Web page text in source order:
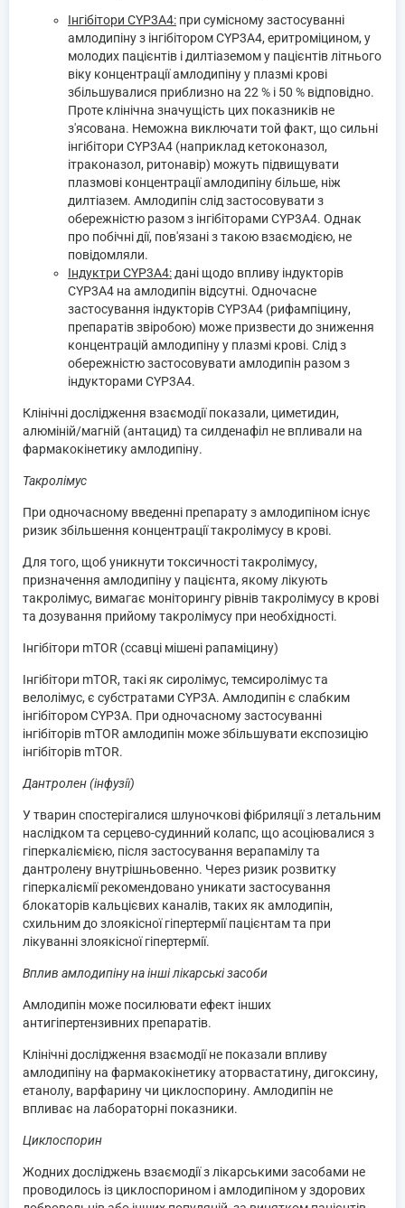
Інгібітори CYP3A4: при сумісному застосуванні
амлодипіну з інгібітором CYP3A4, еритроміцином, у
молодих пацієнтів і дилтіаземом у пацієнтів літнього
віку концентрації амлодипіну у плазмі крові
збільшувалися приблизно на 22 % і 50 % відповідно.
Проте клінічна значущість цих показників не
з'ясована. Неможна виключати той факт, що сильні
інгібітори CYP3A4 (наприклад кетоконазол,
ітраконазол, ритонавір) можуть підвищувати
плазмові концентрації амлодипіну більше, ніж
дилтіазем. Амлодипін слід застосовувати з
обережністю разом з інгібіторами CYP3A4. Однак
про побічні дії, пов'язані з такою взаємодією, не
повідомляли.
Індуктри CYP3A4: дані щодо впливу індукторів
CYP3A4 на амлодипін відсутні. Одночасне
застосування індукторів CYP3A4 (рифампіцину,
препаратів звіробою) може призвести до зниження
концентрацій амлодипіну у плазмі крові. Слід з
обережністю застосовувати амлодипін разом з
індукторами CYP3A4.
Клінічні дослідження взаємодії показали, циметидин,
алюміній/магній (антацид) та силденафіл не впливали на
фармакокінетику амлодипіну.
Такролімус
При одночасному введенні препарату з амлодипіном існує
ризик збільшення концентрації такролімусу в крові.
Для того, щоб уникнути токсичності такролімусу,
призначення амлодипіну у пацієнта, якому лікують
такролімус, вимагає моніторингу рівнів такролімусу в крові
та дозування прийому такролімусу при необхідності.
Інгібітори mTOR (ссавці мішені рапаміцину)
Інгібітори mTOR, такі як сиролімус, темсиролімус та
велолімус, є субстратами CYP3A. Амлодипін є слабким
інгібітором CYP3A. При одночасному застосуванні
інгібіторів mTOR амлодипін може збільшувати експозицію
інгібіторів mTOR.
Дантролен (інфузії)
У тварин спостерігалися шлуночкові фібриляції з летальним
наслідком та серцево-судинний колапс, що асоціювалися з
гіперкаліємією, після застосування верапамілу та
дантролену внутрішньовенно. Через ризик розвитку
гіперкаліємії рекомендовано уникати застосування
блокаторів кальцієвих каналів, таких як амлодипін,
схильним до злоякісної гіпертермії пацієнтам та при
лікуванні злоякісної гіпертермії.
Вплив амлодипіну на інші лікарські засоби
Амлодипін може посилювати ефект інших
антигіпертензивних препаратів.
Клінічні дослідження взаємодії не показали впливу
амлодипіну на фармакокінетику аторвастатину, дигоксину,
етанолу, варфарину чи циклоспорину. Амлодипін не
впливає на лабораторні показники.
Циклоспорин
Жодних досліджень взаємодії з лікарськими засобами не
проводилось із циклоспорином і амлодипіном у здорових